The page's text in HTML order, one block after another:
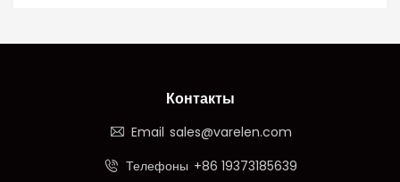
Контакты
Email sales@varelen.com
Телефоны +86 19373185639